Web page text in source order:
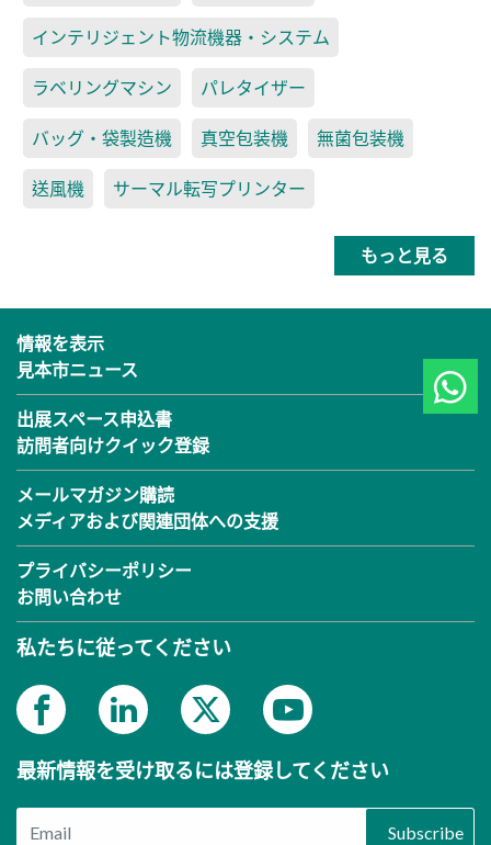
インテリジェント物流機器・システム
ラベリングマシン パレタイザー
バッグ・袋製造機 真空包装機 無菌包装機
送風機 サーマル転写プリンター
もっと見る
情報を表示
見本市ニュース
出展スペース申込書
訪問者向けクイック登録
メールマガジン購読
メディアおよび関連団体への支援
プライバシーポリシー
お問い合わせ
私たちに従ってください
最新情報を受け取るには登録してください
Subscribe